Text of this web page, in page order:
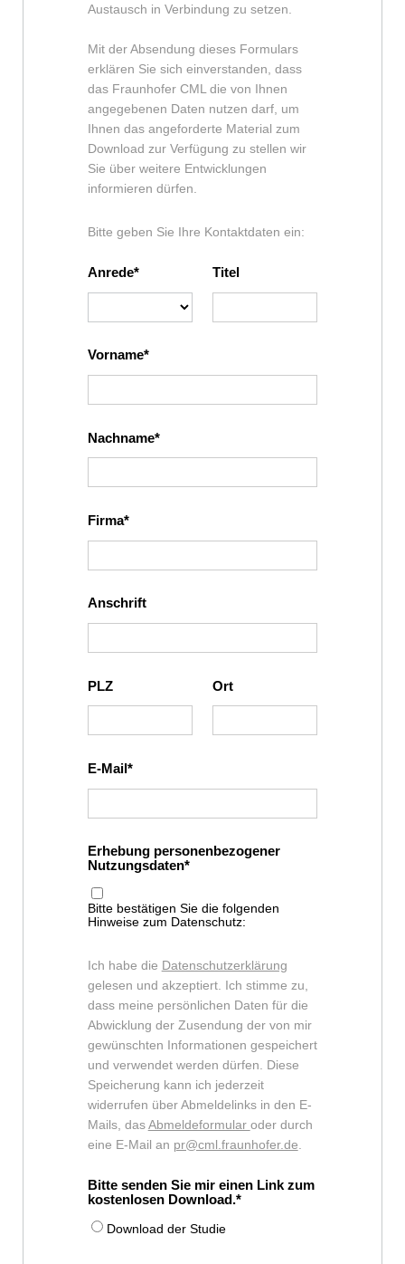
Austausch in Verbindung zu setzen.
Mit der Absendung dieses Formulars
erklären Sie sich einverstanden, dass
das Fraunhofer CML die von Ihnen
angegebenen Daten nutzen darf, um
Ihnen das angeforderte Material zum
Download zur Verfügung zu stellen wir
Sie über weitere Entwicklungen
informieren dürfen.
Bitte geben Sie Ihre Kontaktdaten ein:
Anrede Titel
Vorname
Nachname
Firma
Anschrift
PLZ Ort
E-Mail
Erhebung personenbezogener
Nutzungsdaten
Bitte bestätigen Sie die folgenden
Hinweise zum Datenschutz:
Ich habe die Datenschutzerklärung
gelesen und akzeptiert. Ich stimme zu,
dass meine persönlichen Daten für die
Abwicklung der Zusendung der von mir
gewünschten Informationen gespeichert
und verwendet werden dürfen. Diese
Speicherung kann ich jederzeit
widerrufen über Abmeldelinks in den E-
Mails, dasAbmeldeformular oder durch
eine E-Mail an pr@cml.fraunhofer.de
Bitte senden Sie mir einen Link zum
kostenlosen Download.
Download der Studie